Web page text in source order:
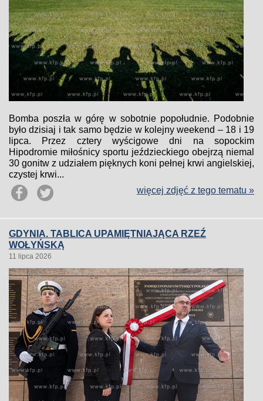
Bomba poszła w górę w sobotnie popołudnie. Podobnie
było dzisiaj i tak samo będzie w kolejny weekend – 18 i 19
lipca. Przez cztery wyścigowe dni na sopockim
Hipodromie miłośnicy sportu jeździeckiego obejrzą niemal
30 gonitw z udziałem pięknych koni pełnej krwi angielskiej,
czystej krwi...
więcej zdjęć z tego tematu »
GDYNIA. TABLICA UPAMIĘTNIAJĄCA RZEŹ
WOŁYŃSKĄ
11 lipca 2026